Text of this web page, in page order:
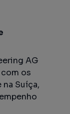
AG
os
Suíça,